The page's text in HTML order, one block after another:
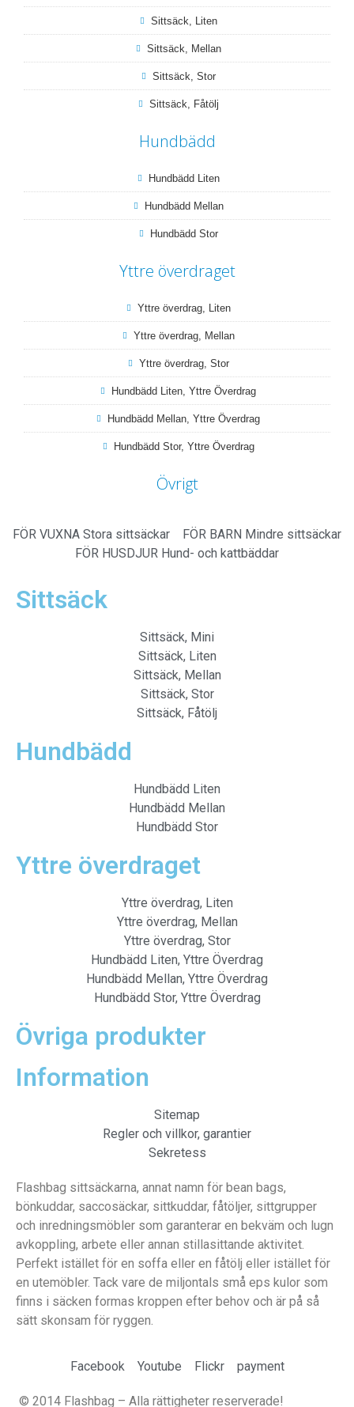
Sittsäck, Liten
Sittsäck, Mellan
Sittsäck, Stor
Sittsäck, Fåtölj
Hundbädd
Hundbädd Liten
Hundbädd Mellan
Hundbädd Stor
Yttre överdraget
Yttre överdrag, Liten
Yttre överdrag, Mellan
Yttre överdrag, Stor
Hundbädd Liten, Yttre Överdrag
Hundbädd Mellan, Yttre Överdrag
Hundbädd Stor, Yttre Överdrag
Övrigt
FÖR VUXNA Stora sittsäckar FÖR BARN Mindre sittsäckar
FÖR HUSDJUR Hund- och kattbäddar
Sittsäck
Sittsäck, Mini
Sittsäck, Liten
Sittsäck, Mellan
Sittsäck, Stor
Sittsäck, Fåtölj
Hundbädd
Hundbädd Liten
Hundbädd Mellan
Hundbädd Stor
Yttre överdraget
Yttre överdrag, Liten
Yttre överdrag, Mellan
Yttre överdrag, Stor
Hundbädd Liten, Yttre Överdrag
Hundbädd Mellan, Yttre Överdrag
Hundbädd Stor, Yttre Överdrag
Övriga produkter
Information
Sitemap
Regler och villkor, garantier
Sekretess
Flashbag sittsäckarna, annat namn för bean bags,
bönkuddar, saccosäckar, sittkuddar, fåtöljer, sittgrupper
och inredningsmöbler som garanterar en bekväm och lugn
avkoppling, arbete eller annan stillasittande aktivitet.
Perfekt istället för en soffa eller en fåtölj eller istället för
en utemöbler. Tack vare de miljontals små eps kulor som
finns i säcken formas kroppen efter behov och är på så
sätt skonsam för ryggen.
Facebook Youtube Flickr payment
© 2014 Flashbag – Alla rättigheter reserverade!